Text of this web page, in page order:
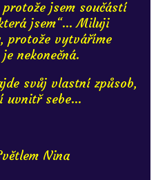
jsem součástí
jsem“... Miluji
protože vytváříme
nekonečná.
svůj vlastní způsob,
uvnitř sebe...
Nina